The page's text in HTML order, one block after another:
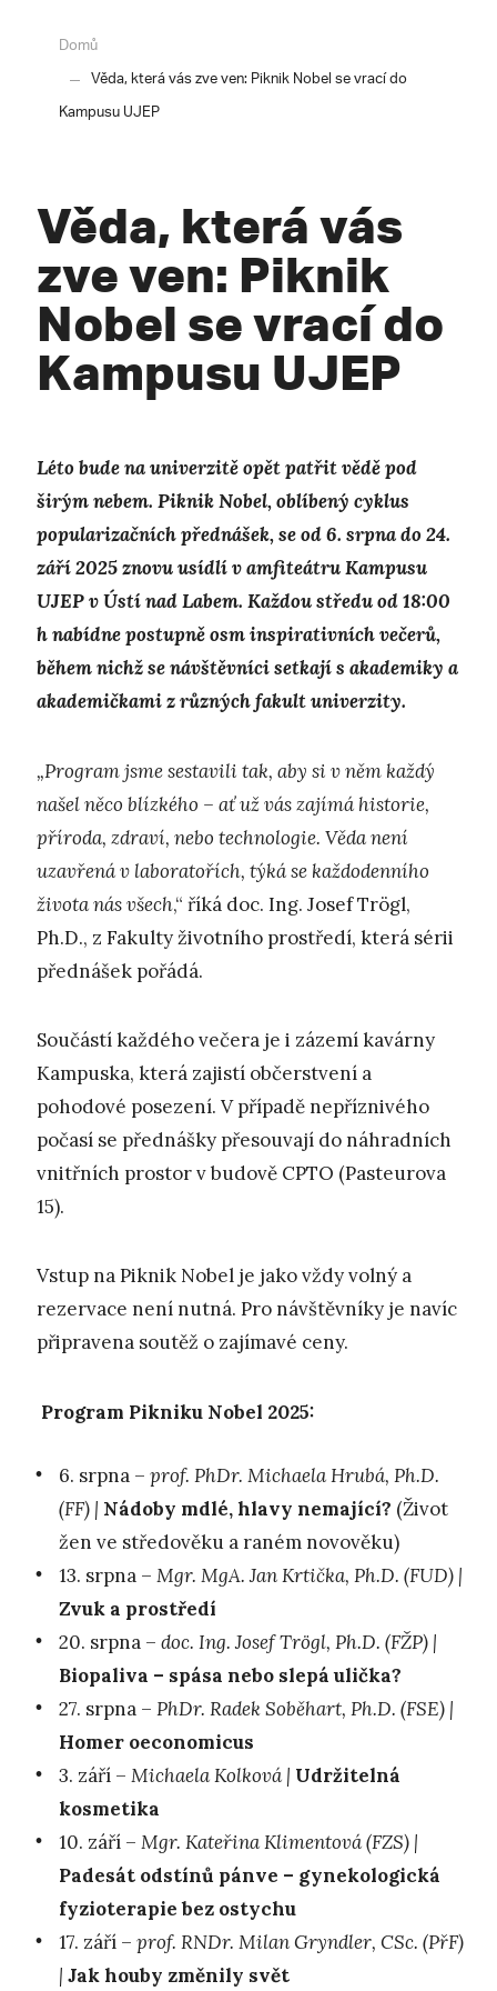
Domů
Věda, která vás zve ven: Piknik Nobel se vrací do
Kampusu UJEP
Věda, která vás
zve ven: Piknik
Nobel se vrací do
Kampusu UJEP
Léto bude na univerzitě opět patřit vědě pod
širým nebem. Piknik Nobel, oblíbený cyklus
popularizačních přednášek, se od 6. srpna do 24.
září 2025 znovu usídlí v amfiteátru Kampusu
UJEP v Ústí nad Labem. Každou středu od 18:00
h nabídne postupně osm inspirativních večerů,
během nichž se návštěvníci setkají s akademiky a
akademičkami z různých fakult univerzity.
„Program jsme sestavili tak, aby si v něm každý
našel něco blízkého – ať už vás zajímá historie,
příroda, zdraví, nebo technologie. Věda není
uzavřená v laboratořích, týká se každodenního
života nás všech,“ říká doc. Ing. Josef Trögl,
Ph.D., z Fakulty životního prostředí, která sérii
přednášek pořádá.
Součástí každého večera je i zázemí kavárny
Kampuska, která zajistí občerstvení a
pohodové posezení. V případě nepříznivého
počasí se přednášky přesouvají do náhradních
vnitřních prostor v budově CPTO (Pasteurova
15).
Vstup na Piknik Nobel je jako vždy volný a
rezervace není nutná. Pro návštěvníky je navíc
připravena soutěž o zajímavé ceny.
Program Pikniku Nobel 2025:
6. srpna – prof. PhDr. Michaela Hrubá, Ph.D.
(FF) | Nádoby mdlé, hlavy nemající? (Život
žen ve středověku a raném novověku)
13. srpna – Mgr. MgA. Jan Krtička, Ph.D. (FUD) |
Zvuk a prostředí
20. srpna – doc. Ing. Josef Trögl, Ph.D. (FŽP) |
Biopaliva – spása nebo slepá ulička?
27. srpna – PhDr. Radek Soběhart, Ph.D. (FSE) |
Homer oeconomicus
3. září – Michaela Kolková | Udržitelná
kosmetika
10. září – Mgr. Kateřina Klimentová (FZS) |
Padesát odstínů pánve – gynekologická
fyzioterapie bez ostychu
17. září – prof. RNDr. Milan Gryndler, CSc. (PřF)
| Jak houby změnily svět